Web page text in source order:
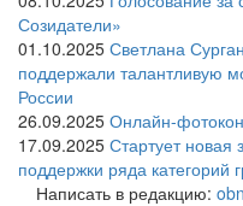
Созидатели»
01.10.2025 Светлана
поддержали талантливую
России
26.09.2025 Онлайн-
17.09.2025 Стартует новая
поддержки ряда категорий
Написать в редакцию: